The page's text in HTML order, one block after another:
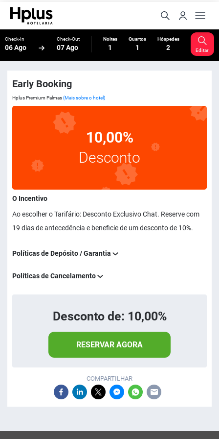
Check-In
06 Ago
Check-Out
07 Ago
Noites
1
Quartos
1
Hóspedes
2 Editar
Early Booking
Hplus Premium Palmas(Mais sobre o hotel)
10,00%
Desconto
O Incentivo
Ao escolher o Tarifário: Desconto Exclusivo Chat. Reserve com
19 dias de antecedência e beneficie de um desconto de 10%.
Políticas de Depósito / Garantia
Políticas de Cancelamento
Desconto de: 10,00%
RESERVAR AGORA
COMPARTILHAR